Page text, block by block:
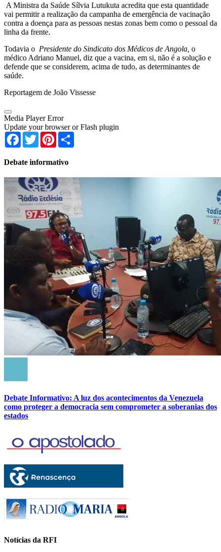
A Ministra da Saúde Sílvia Lutukuta acredita que esta quantidade
vai permitir a realização da campanha de emergência de vacinação
contra a doença para as pessoas nestas zonas bem como o pessoal da
linha da frente.
Todavia o Presidente do Sindicato dos Médicos de Angola, o
médico Adriano Manuel, diz que a vacina, em si, não é a solução e
defende que se considerem, acima de tudo, as determinantes de
saúde.
Reportagem de João Vissesse
Media Player Error
Update your browser or Flash plugin
Facebook
TwitterPinterest
Debate informativo
Debate Informativo: A luz dos acontecimentos da Venezuela
como proteger a democracia sem comprometer a soberanias dos
estados
Notícias da RFI